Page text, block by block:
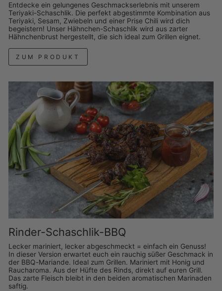
Entdecke ein gelungenes Geschmackserlebnis mit unserem
Teriyaki-Schaschlik. Die perfekt abgestimmte Kombination aus
Teriyaki, Sesam, Zwiebeln und einer Prise Chili wird dich
begeistern! Unser Hähnchen-Schaschlik wird aus zarter
Hähnchenbrust hergestellt, die sich ideal zum Grillen eignet.
ZUM PRODUKT
Rinder-Schaschlik-BBQ
Lecker mariniert, lecker abgeschmeckt = einfach ein Genuss!
In dieser Version erwartet euch ein rauchig süßer Geschmack in
der BBQ-Mariande. Ideal zum Grillen. Mariniert mit Honig und
Raucharoma. Aus der Hüfte des Rinds, direkt auf euren Grill.
Das zarte Fleisch bleibt in den beiden aromatischen Marinaden
saftig.